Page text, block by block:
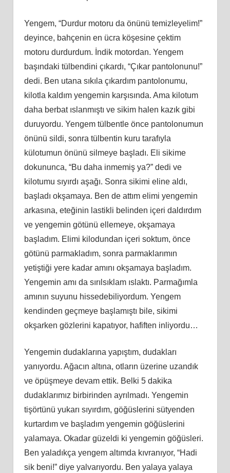
Yengem, “Durdur motoru da önünü temizleyelim!”
deyince, bahçenin en ücra köşesine çektim
motoru durdurdum. İndik motordan. Yengem
başındaki tülbendini çıkardı, “Çıkar pantolonunu!”
dedi. Ben utana sıkıla çıkardım pantolonumu,
kilotla kaldım yengemin karşısında. Ama kilotum
daha berbat ıslanmıştı ve sikim halen kazık gibi
duruyordu. Yengem tülbentle önce pantolonumun
önünü sildi, sonra tülbentin kuru tarafıyla
külotumun önünü silmeye başladı. Eli sikime
dokununca, “Bu daha inmemiş ya?” dedi ve
kilotumu sıyırdı aşağı. Sonra sikimi eline aldı,
başladı okşamaya. Ben de attım elimi yengemin
arkasına, eteğinin lastikli belinden içeri daldırdım
ve yengemin götünü ellemeye, okşamaya
başladım. Elimi kilodundan içeri soktum, önce
götünü parmakladım, sonra parmaklarımın
yetiştiği yere kadar amını okşamaya başladım.
Yengemin amı da sırılsıklam ıslaktı. Parmağımla
amının suyunu hissedebiliyordum. Yengem
kendinden geçmeye başlamıştı bile, sikimi
okşarken gözlerini kapatıyor, hafiften inliyordu…
Yengemin dudaklarına yapıştım, dudakları
yanıyordu. Ağacın altına, otların üzerine uzandık
ve öpüşmeye devam ettik. Belki 5 dakika
dudaklarımız birbirinden ayrılmadı. Yengemin
tişörtünü yukarı sıyırdım, göğüslerini sütyenden
kurtardım ve başladım yengemin göğüslerini
yalamaya. Okadar güzeldi ki yengemin göğüsleri.
Ben yaladıkça yengem altımda kıvranıyor, “Hadi
sik beni!” diye yalvarıyordu. Ben yalaya yalaya